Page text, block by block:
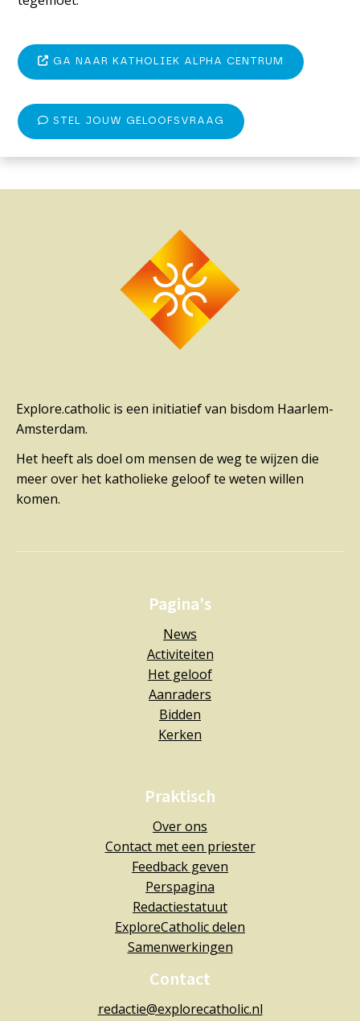
GA NAAR KATHOLIEK ALPHA CENTRUM
STEL JOUW GELOOFSVRAAG
Explore.catholic is een initiatief van bisdom Haarlem-
Amsterdam.
Het heeft als doel om mensen de weg te wijzen die
meer over het katholieke geloof te weten willen
komen.
Pagina's
News
Activiteiten
Het geloof
Aanraders
Bidden
Kerken
Praktisch
Over ons
Contact met een priester
Feedback geven
Perspagina
Redactiestatuut
ExploreCatholic delen
Samenwerkingen
Contact
redactie@explorecatholic.nl